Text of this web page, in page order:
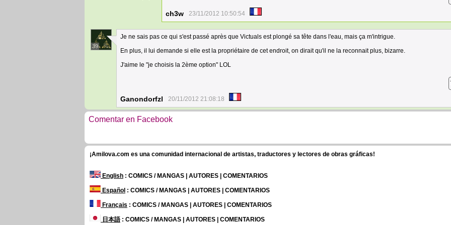
ch3w 23/11/2012 10:50:54
39
Je ne sais pas ce qui s'est passé après que Victuals est plongé sa tête dans l'eau, mais ça m'intrigue.
En plus, il lui demande si elle est la propriétaire de cet endroit, on dirait qu'il ne la reconnait plus, bizarre.
J'aime le "je choisis la 2ème option" LOL
Ganondorfzl 20/11/2012 21:08:18
Comentar en Facebook
¡Amilova.com es una comunidad internacional de artistas, traductores y lectores de obras gráficas!
English : COMICS / MANGAS | AUTORES | COMENTARIOS
Español : COMICS / MANGAS | AUTORES | COMENTARIOS
Français : COMICS / MANGAS | AUTORES | COMENTARIOS
日本語: COMICS / MANGAS | AUTORES | COMENTARIOS